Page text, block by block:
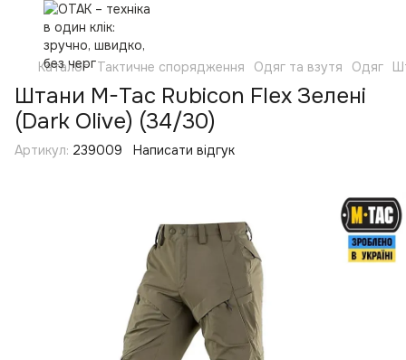
Каталог Тактичне спорядження Одяг та взутя Одяг
Штани M-Tac Rubicon Flex Зелені
(Dark Olive) (34/30)
Артикул: 239009 Написати відгук